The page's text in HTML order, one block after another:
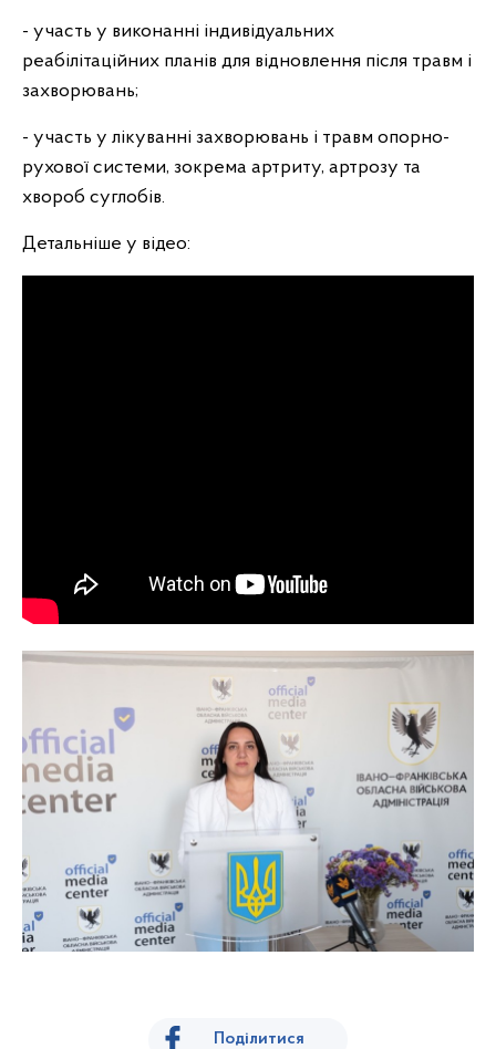
- участь у виконанні індивідуальних
реабілітаційних планів для відновлення після травм і
захворювань;
- участь у лікуванні захворювань і травм опорно-
рухової системи, зокрема артриту, артрозу та
хвороб суглобів.
Детальніше у відео:
Поділитися